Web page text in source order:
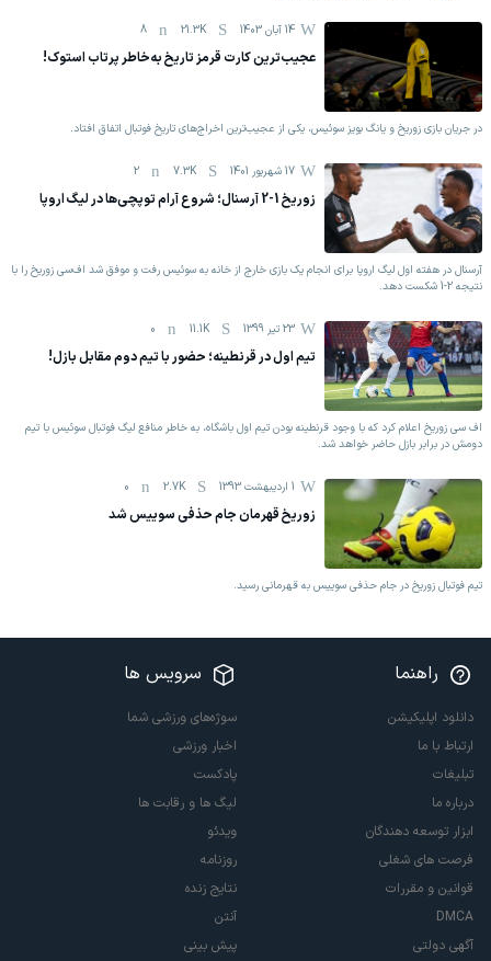
14 آبان 1403 21.3K
8
عجیب‌ترین کارت قرمز تاریخ به‌خاطر پرتاب استوک!
در جریان بازی زوریخ و یانگ بویز سوئیس، یکی از عجیب‌ترین اخراج‌های تاریخ فوتبال اتفاق افتاد.
17 شهریور 1401 7.3K
2
زوریخ 1-2 آرسنال؛ شروع آرام توپچی‌ها در لیگ اروپا
آرسنال در هفته اول لیگ اروپا برای انجام یک بازی خارج از خانه به سوئیس رفت و موفق شد اف‌سی زوریخ را با
نتیجه 2-1 شکست دهد.
23 تیر 1399 11.1K
0
تیم اول در قرنطینه؛ حضور با تیم دوم مقابل بازل!
اف سی زوریخ اعلام کرد که با وجود قرنطینه بودن تیم اول باشگاه، به خاطر منافع لیگ فوتبال سوئیس با تیم
دومش در برابر بازل حاضر خواهد شد.
1 اردیبهشت 1393 2.7K
0
زوریخ قهرمان جام حذفی سوییس شد
تیم فوتبال زوریخ در جام حذفی سوییس به قهرمانی رسید.
راهنما
دانلود اپلیکیشن
ارتباط با ما
تبلیغات
درباره ما
ابزار توسعه دهندگان
فرصت های شغلی
قوانین و مقررات
DMCA
آگهی دولتی
سرویس ها
سوژه‌های ورزشی شما
اخبار ورزشی
پادکست
لیگ ها و رقابت ها
ویدئو
روزنامه
نتایج زنده
آنتن
پیش بینی